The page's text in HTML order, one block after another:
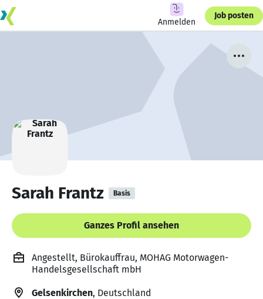
Anmelden
Job posten
Sarah Frantz Basis
Ganzes Profil ansehen
Angestellt, Bürokauffrau, MOHAG Motorwagen-
Handelsgesellschaft mbH
Gelsenkirchen, Deutschland